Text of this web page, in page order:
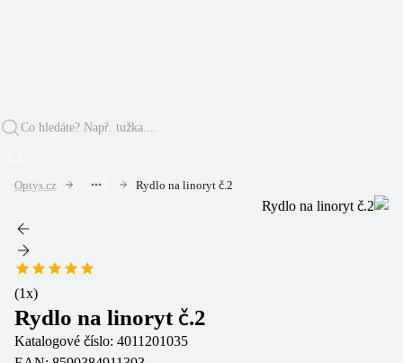
Optys.cz Rydlo na linoryt č.2
(1x)
Rydlo na linoryt č.2
Katalogové číslo: 4011201035